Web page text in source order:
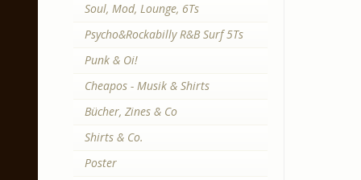
Soul, Mod, Lounge, 6Ts
Psycho&Rockabilly R&B Surf 5Ts
Punk & Oi!
Cheapos - Musik & Shirts
Bücher, Zines & Co
Shirts & Co.
Poster